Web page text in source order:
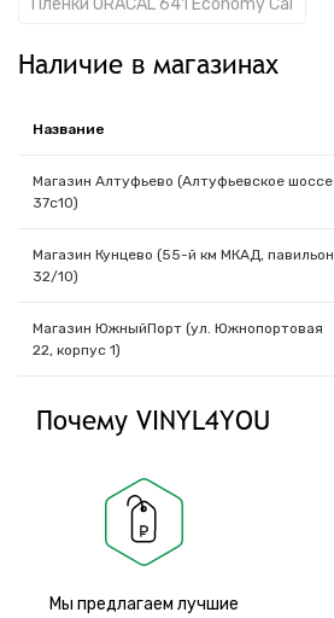
Пленки ORACAL 641 Economy Cal
Наличие в магазинах
Название
Магазин Алтуфьево (Алтуфьевское шоссе
37с10)
Магазин Кунцево (55-й км МКАД, павильон
32/10)
Магазин ЮжныйПорт (ул. Южнопортовая
22, корпус 1)
Почему VINYL4YOU
Мы предлагаем лучшие